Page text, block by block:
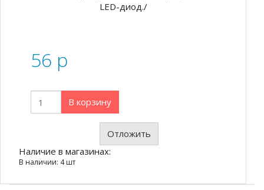
LED-диод./
56 p
В корзину
Отложить
Наличие в магазинах:
В наличии: 4 шт